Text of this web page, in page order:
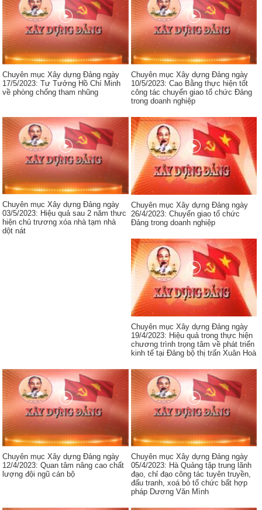
Chuyên mục Xây dựng Đảng ngày
17/5/2023: Tư Tưởng Hồ Chí Minh
về phòng chống tham nhũng
Chuyên mục Xây dựng Đảng ngày
10/5/2023: Cao Bằng thực hiện tốt
công tác chuyển giao tổ chức Đảng
trong doanh nghiệp
Chuyên mục Xây dựng Đảng ngày
03/5/2023: Hiệu quả sau 2 năm thưc
hiện chủ trương xóa nhà tạm nhà
dột nát
Chuyên mục Xây dựng Đảng ngày
26/4/2023: Chuyển giao tổ chức
Đảng trong doanh nghiệp
Chuyên mục Xây dựng Đảng ngày
19/4/2023: Hiệu quả trong thực hiện
chương trình trọng tâm về phát triển
kinh tế tại Đảng bộ thị trấn Xuân Hoà
Chuyên mục Xây dựng Đảng ngày
12/4/2023: Quan tâm nâng cao chất
lượng đội ngũ cán bộ
Chuyên mục Xây dựng Đảng ngày
05/4/2023: Hà Quảng tập trung lãnh
đạo, chỉ đạo công tác tuyên truyền,
đấu tranh, xoá bỏ tổ chức bất hợp
pháp Dương Văn Mình